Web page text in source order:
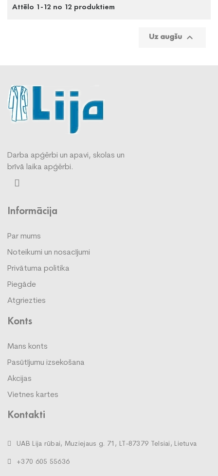
Attēlo 1-12 no 12 produktiem
Uz augšu 
Darba apģērbi un apavi, skolas un
brīvā laika apģērbi.
Informācija
Par mums
Noteikumi un nosacījumi
Privātuma politika
Piegāde
Atgriezties
Konts
Mans konts
Pasūtījumu izsekošana
Akcijas
Vietnes kartes
Kontakti
UAB Lija rūbai, Muziejaus g. 71, LT-87379 Telsiai, Lietuva
+370 605 55636